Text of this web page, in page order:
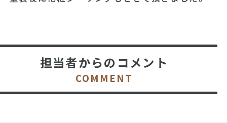
担当者からのコメント
COMMENT